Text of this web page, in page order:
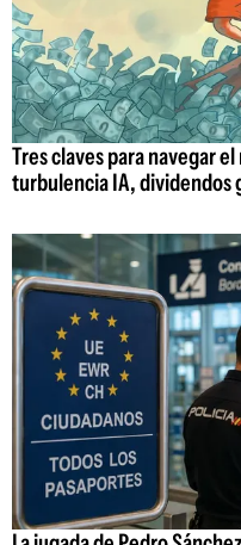
Tres claves para navegar
turbulencia IA, dividendos